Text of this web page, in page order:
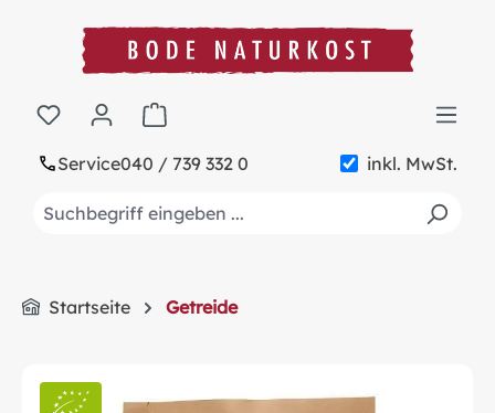
springen
Service040 / 739 332 0 inkl. MwSt.
Warenkorb enthält 0 Positionen. Der
Startseite Getreide
Bildergalerie überspringen